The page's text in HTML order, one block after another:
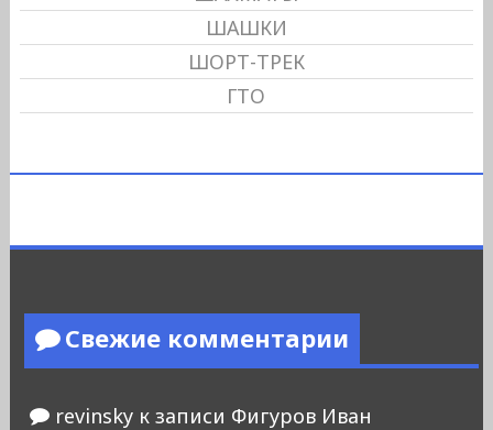
ШАШКИ
ШОРТ-ТРЕК
ГТО
Свежие комментарии
revinskyк записи Фигуров Иван